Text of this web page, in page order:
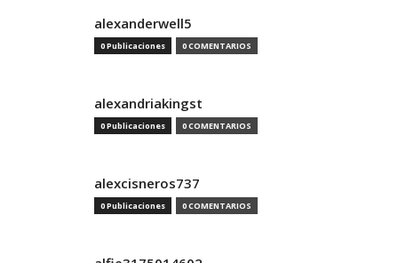
alexanderwell5
0 Publicaciones 0 COMENTARIOS
alexandriakingst
0 Publicaciones 0 COMENTARIOS
alexcisneros737
0 Publicaciones 0 COMENTARIOS